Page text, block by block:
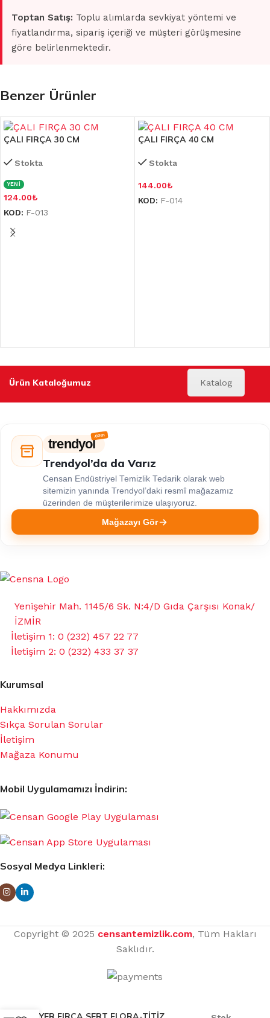
Toptan Satış: Toplu alımlarda sevkiyat yöntemi ve
fiyatlandırma, sipariş içeriği ve müşteri görüşmesine
göre belirlenmektedir.
Benzer Ürünler
ÇALI FIRÇA 30 CM
Stokta
YENİ
124.00₺
KOD: F-013
ÇALI FIRÇA 40 CM
Stokta
144.00₺
KOD: F-014
Ürün Kataloğumuz Katalog
trendyol
Trendyol’da da Varız
Censan Endüstriyel Temizlik Tedarik olarak web
sitemizin yanında Trendyol’daki resmî mağazamız
üzerinden de müşterilerimize ulaşıyoruz.
Mağazayı Gör
Yenişehir Mah. 1145/6 Sk. N:4/D Gıda Çarşısı Konak/
İZMİR
İletişim 1: 0 (232) 457 22 77
İletişim 2: 0 (232) 433 37 37
Kurumsal
Hakkımızda
Sıkça Sorulan Sorular
İletişim
Mağaza Konumu
Mobil Uygulamamızı İndirin:
Sosyal Medya Linkleri:
Copyright © 2025 censantemizlik.com, Tüm Hakları
Saklıdır.